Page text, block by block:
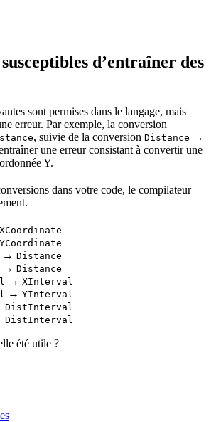
d’entraîner des
sont permises dans le langage, mais
erreur. Par exemple, la conversion
, suivie de la conversion Distance →
une erreur consistant à convertir une
Y.
dans votre code, le compilateur
XCoordinate
YCoordinate
→ Distance
→ Distance
→ XInterval
→ YInterval
DistInterval
DistInterval
été utile ?